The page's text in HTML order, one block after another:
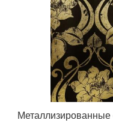
Металлизированные